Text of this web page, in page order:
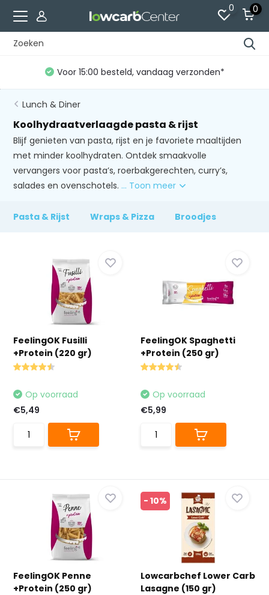
0 0
Gratis verzending vanaf €60 (NL)*
Lunch & Diner
Koolhydraatverlaagde pasta & rijst
Blijf genieten van pasta, rijst en je favoriete maaltijden
met minder koolhydraten. Ontdek smaakvolle
vervangers voor pasta’s, roerbakgerechten, curry’s,
salades en ovenschotels. ... Toon meer
Pasta & Rijst Wraps & Pizza Broodjes
FeelingOK Fusilli
+Protein (220 gr)
Op voorraad
€5,49
FeelingOK Spaghetti
+Protein (250 gr)
Op voorraad
€5,99
FeelingOK Penne
+Protein (250 gr)
- 10%
Lowcarbchef Lower Carb
Lasagne (150 gr)